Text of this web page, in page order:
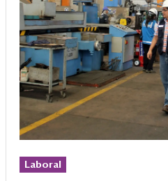
Laboral